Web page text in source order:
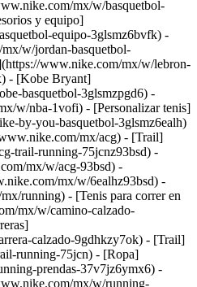
mx/w/basquetbol-
y equipo]
equipo-3glsmz6bvfk) -
w/jordan-basquetbol-
www.nike.com/mx/w/lebron-
- [Kobe Bryant]
basquetbol-3glsmzpgd6) -
w/nba-1vofi) - [Personalizar tenis]
by-you-basquetbol-3glsmz6ealh)
mx/acg) - [Trail]
trail-running-75jcnz93bsd) -
mx/w/acg-93bsd) -
mx/w/6ealhz93bsd) -
running) - [Tenis para correr en
mx/w/camino-calzado-
calzado-9gdhkzy7ok) - [Trail]
running-75jcn) - [Ropa]
prendas-37v7jz6ymx6) -
mx/w/running-